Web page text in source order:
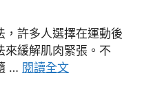
，許多人選擇在運動後
來緩解肌肉緊張。不
… 閱讀全文